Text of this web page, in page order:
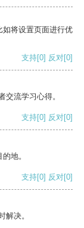
如将设置页面进行优
支持[0] 反对[0]
交流学习心得。
支持[0] 反对[0]
地。
支持[0] 反对[0]
解决。